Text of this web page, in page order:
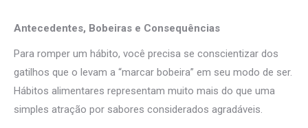
Antecedentes, Bobeiras e Consequências
Para romper um hábito, você precisa se conscientizar dos
gatilhos que o levam a “marcar bobeira” em seu modo de ser.
Hábitos alimentares representam muito mais do que uma
simples atração por sabores considerados agradáveis.